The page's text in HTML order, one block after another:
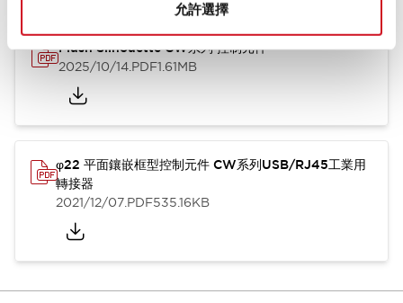
允許選擇
Flush Silhouette CW系列 控制元件
2025/10/14.PDF1.61MB
φ22 平面鑲嵌框型控制元件 CW系列USB/RJ45工業用
轉接器
2021/12/07.PDF535.16KB